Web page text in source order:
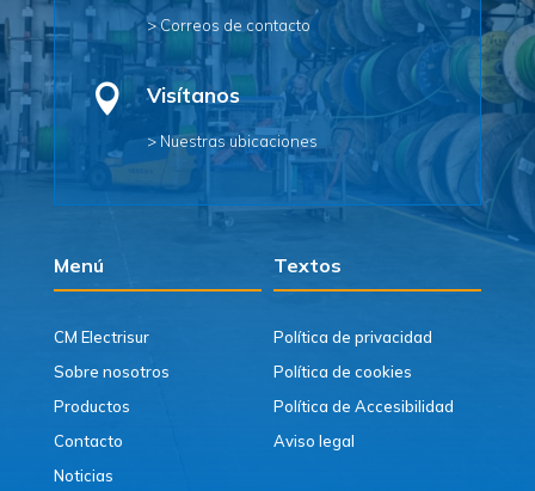
> Correos de contacto
 Visítanos
> Nuestras ubicaciones
Menú Textos
CM Electrisur
Sobre nosotros
Productos
Contacto
Noticias
Política de privacidad
Política de cookies
Política de Accesibilidad
Aviso legal